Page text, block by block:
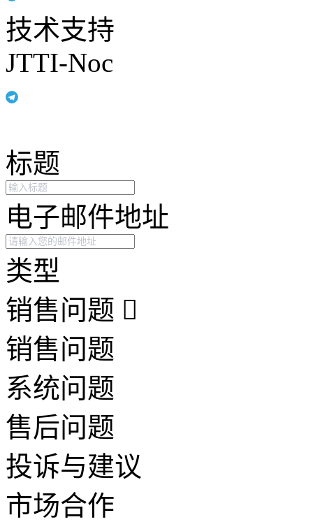
技术支持
JTTI-Noc
标题
电子邮件地址
类型
销售问题
销售问题
系统问题
售后问题
投诉与建议
市场合作